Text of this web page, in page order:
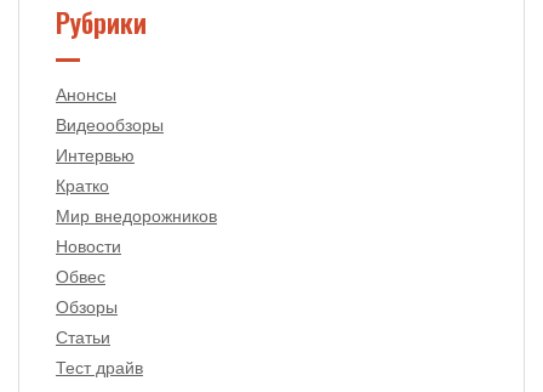
Рубрики
Анонсы
Видеообзоры
Интервью
Кратко
Мир внедорожников
Новости
Обвес
Обзоры
Статьи
Тест драйв